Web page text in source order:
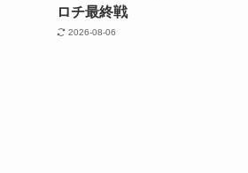
ロチ最終戦
2026-08-06